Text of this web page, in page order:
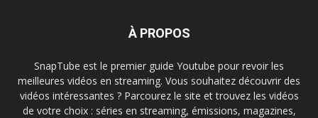
À PROPOS
SnapTube est le premier guide Youtube pour revoir les
meilleures vidéos en streaming. Vous souhaitez découvrir des
vidéos intéressantes ? Parcourez le site et trouvez les vidéos
de votre choix : séries en streaming, émissions, magazines,